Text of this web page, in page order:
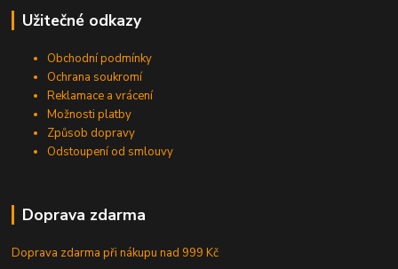
Užitečné odkazy
Obchodní podmínky
Ochrana soukromí
Reklamace a vrácení
Možnosti platby
Způsob dopravy
Odstoupení od smlouvy
Doprava zdarma
Doprava zdarma při nákupunad 999 Kč